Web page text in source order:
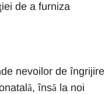
de a furniza
nevoilor de îngrijire
însă la noi